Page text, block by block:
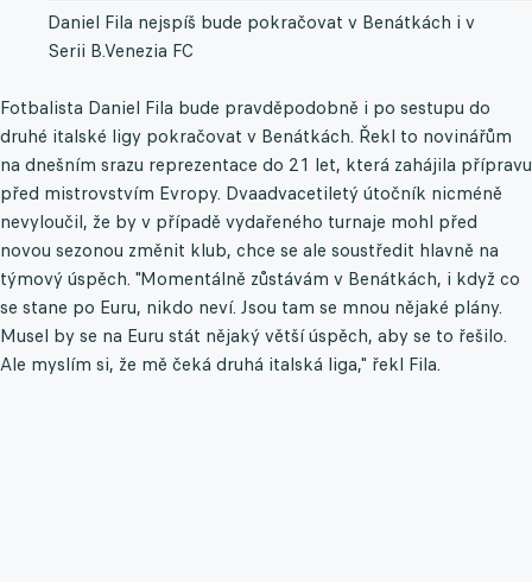
Daniel Fila nejspíš bude pokračovat v Benátkách i v
Serii B.Venezia FC
Fotbalista Daniel Fila bude pravděpodobně i po sestupu do
druhé italské ligy pokračovat v Benátkách. Řekl to novinářům
na dnešním srazu reprezentace do 21 let, která zahájila přípravu
před mistrovstvím Evropy. Dvaadvacetiletý útočník nicméně
nevyloučil, že by v případě vydařeného turnaje mohl před
novou sezonou změnit klub, chce se ale soustředit hlavně na
týmový úspěch. "Momentálně zůstávám v Benátkách, i když co
se stane po Euru, nikdo neví. Jsou tam se mnou nějaké plány.
Musel by se na Euru stát nějaký větší úspěch, aby se to řešilo.
Ale myslím si, že mě čeká druhá italská liga," řekl Fila.